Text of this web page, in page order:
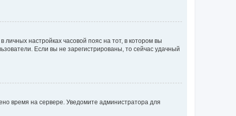
настройках часовой пояс на тот, в котором вы
Если вы не зарегистрированы, то сейчас удачный
время на сервере. Уведомите администратора для